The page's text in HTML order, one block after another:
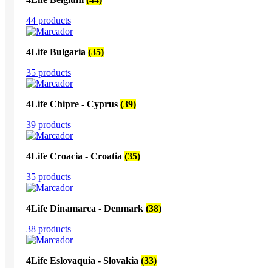
44 products
4Life Bulgaria (35)
35 products
4Life Chipre - Cyprus (39)
39 products
4Life Croacia - Croatia (35)
35 products
4Life Dinamarca - Denmark (38)
38 products
4Life Eslovaquia - Slovakia (33)